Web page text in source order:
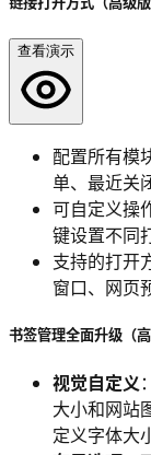
查看演示
配置所有模
单、最近关
可自定义操
键设置不同
支持的打开
窗口、网页
书签管理全面升级（高
视觉自定义
大小和网站
定义字体大